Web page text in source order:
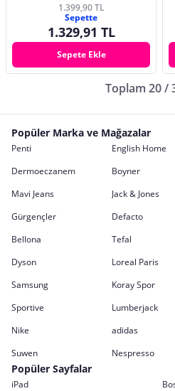
1.399,90 TL
Sepette
1.329,91 TL
Sepete Ekle
Toplam 20 /
Popüler Marka ve Mağazalar
Penti English Home
Dermoeczanem
Boyner
Mavi Jeans
Jack & Jones
Gürgençler
Defacto
Bellona
Tefal
Dyson
Loreal Paris
Samsung
Koray Spor
Sportive
Lumberjack
Nike
adidas
Suwen
Nespresso
Popüler Sayfalar
iPad